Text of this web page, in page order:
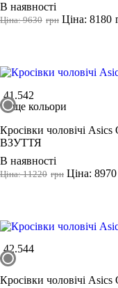
В наявності
грн
Ціна: 9630
Ціна: 8180
41.542
ще кольори
Кросівки чоловічі
ВЗУТТЯ
В наявності
грн
Ціна: 11220
Ціна: 8970
42.544
Кросівки чоловічі